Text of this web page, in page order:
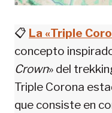
📋 La «Triple
concepto
Crown» del
Triple Corona
que consiste en